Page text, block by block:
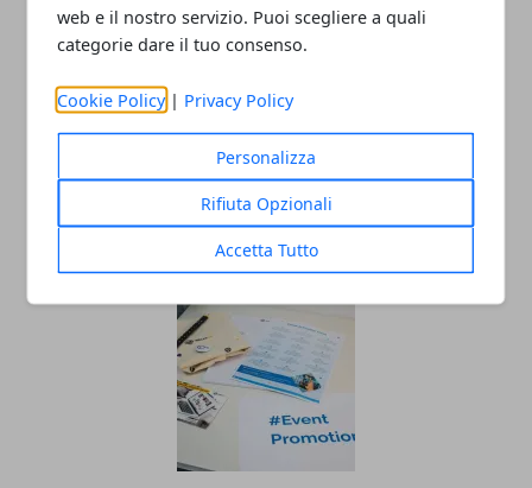
web e il nostro servizio. Puoi scegliere a quali
categorie dare il tuo consenso.
Cookie Policy | Privacy Policy
Personalizza
Rifiuta Opzionali
Accetta Tutto
Movida in Italia: quali sono le città più